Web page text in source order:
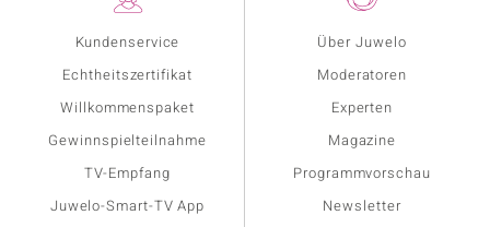
Kundenservice
Echtheitszertifikat
Willkommenspaket
Gewinnspielteilnahme
TV-Empfang
Juwelo-Smart-TV App
Über Juwelo
Moderatoren
Experten
Magazine
Programmvorschau
Newsletter